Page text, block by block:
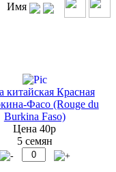
Имя
китайская Красная
Фасо (Rouge du
Burkina Faso)
Цена 40р
5 семян